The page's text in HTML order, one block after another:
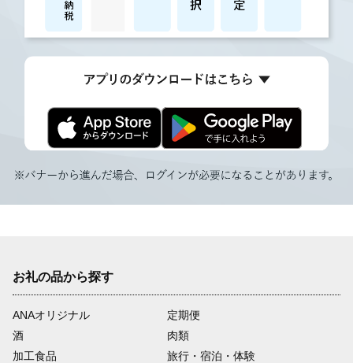
お礼の品から探す
ANAオリジナル
定期便
酒
肉類
加工食品
旅行・宿泊・体験